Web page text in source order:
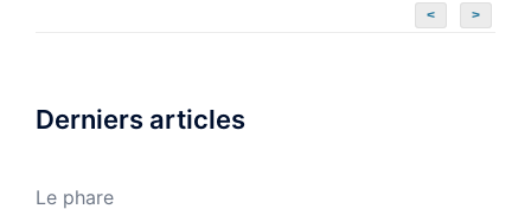
< >
Derniers articles
Le phare